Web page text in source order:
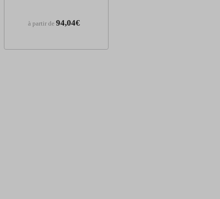
à partir de 94,04€